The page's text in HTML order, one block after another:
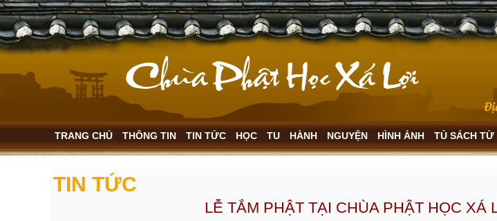
TRANG CHỦ THÔNG TIN TIN TỨC HỌC TU HÀNH NGUYỆN HÌNH ẢNH TỦ SÁCH TỪ
TIN TỨC
LỄ TẮM PHẬT TẠI CHÙA PHẬT HỌC XÁ